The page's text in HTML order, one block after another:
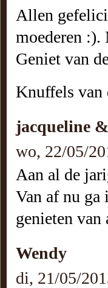
Allen
moederen
Geniet van
Knuffels van
jacqueline
wo, 22/05/
Aan al de
Van af nu ga
genieten
Wendy
di, 21/05/